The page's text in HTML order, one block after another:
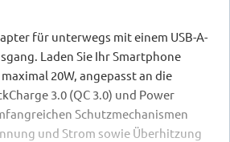
für unterwegs mit einem USB-A-
Laden Sie Ihr Smartphone
20W, angepasst an die
3.0 (QC 3.0) und Power
Schutzmechanismen
und Strom sowie Überhitzung